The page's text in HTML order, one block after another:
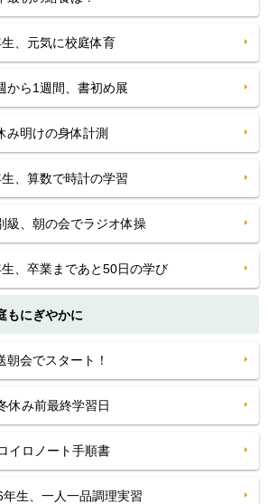
、元気に校庭体育
から1週間、書初め展
み明けの身体計測
、算数で時計の学習
級、朝の会でラジオ体操
、卒業まであと50日の学び
もにぎやかに
朝会でスタート！
休み前最終学習日
イロノート手順書
生、一人一品調理実習